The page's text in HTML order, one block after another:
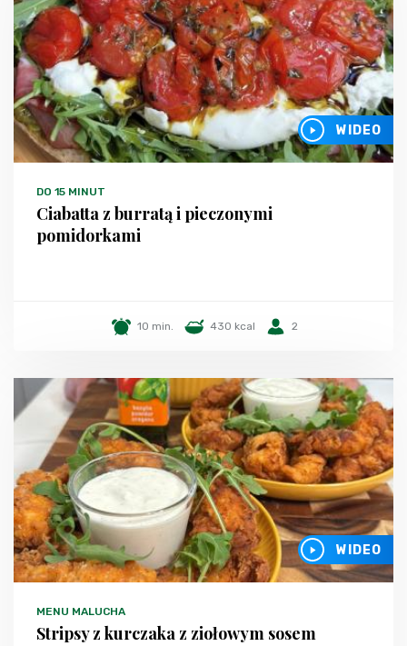
WIDEO
DO 15 MINUT
Ciabatta z burratą i pieczonymi
pomidorkami
10 min. 430 kcal 2
WIDEO
MENU MALUCHA
Stripsy z kurczaka z ziołowym sosem